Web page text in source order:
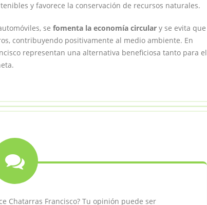
y favorece la conservación de recursos naturales.
se fomenta la economía circular y se evita que
contribuyendo positivamente al medio ambiente. En
representan una alternativa beneficiosa tanto para el
Chatarras Francisco? Tu opinión puede ser